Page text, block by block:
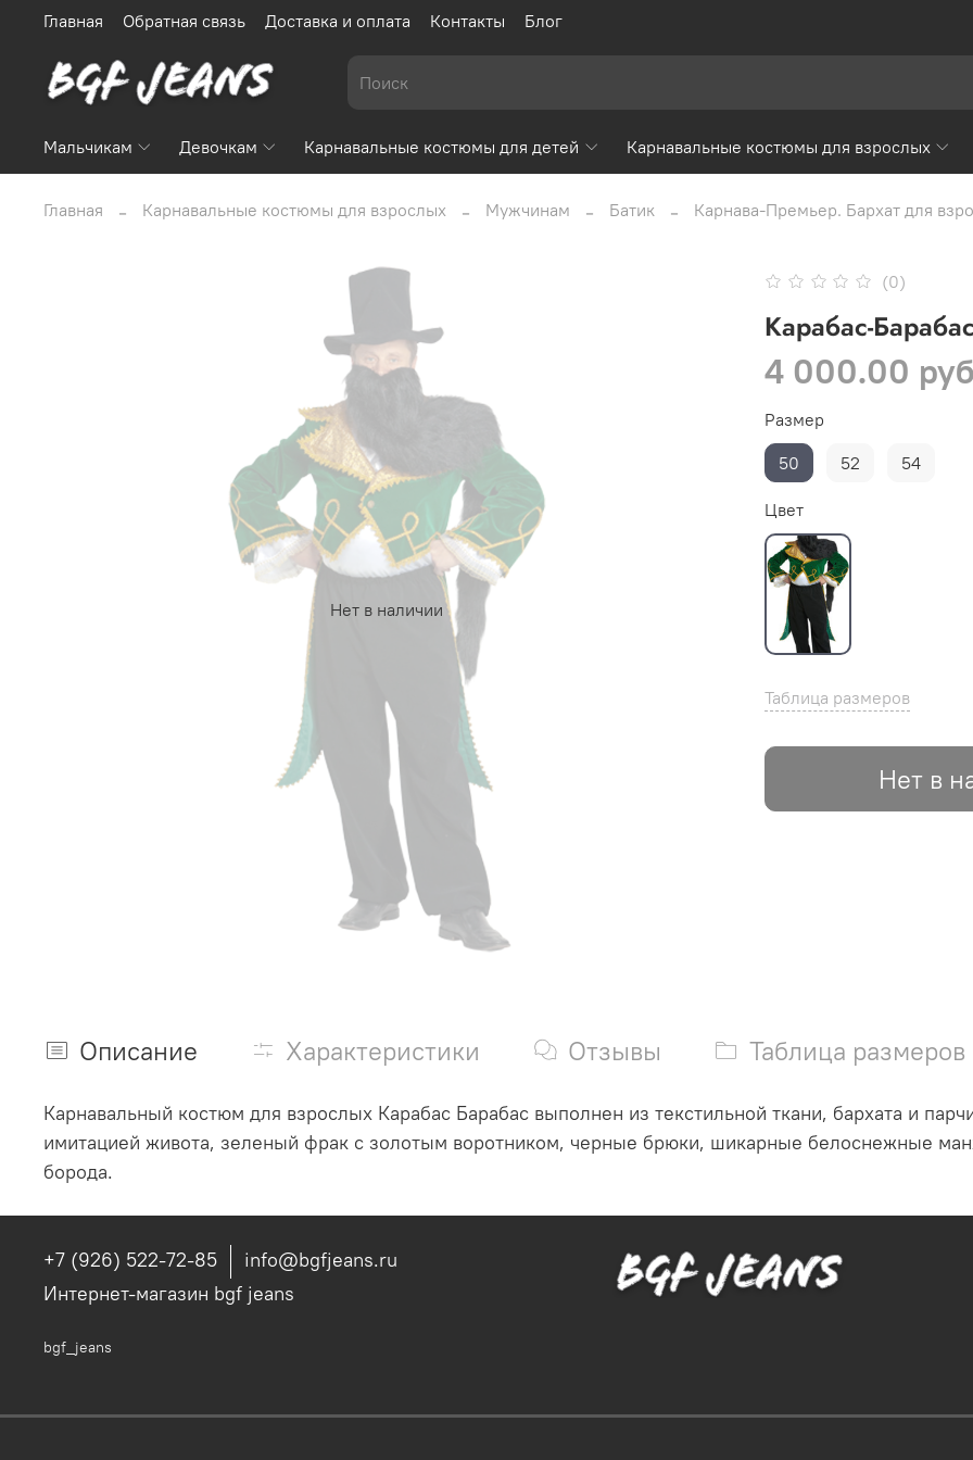
Главная Обратная связь Доставка и оплата Контакты Блог
Мальчикам Девочкам Карнавальные костюмы для детей Карнавальные костюмы для взрослых
Главная Карнавальные костюмы для взрослых Мужчинам Батик Карнава-Премьер. Бархат для
Нет в наличии
(0)
Карабас-Барабас
4 000.00 руб
Таблица размеров
Нет в
Размер
50
52 54
Цвет
Описание Характеристики Отзывы Таблица размеров
Карнавальный костюм для взрослых Карабас Барабас выполнен из текстильной ткани, бархата и
имитацией живота, зеленый фрак с золотым воротником, черные брюки, шикарные белоснежные
борода.
+7 (926) 522-72-85
info@bgfjeans.ru
Интернет-магазин bgf jeans
bgf_jeans